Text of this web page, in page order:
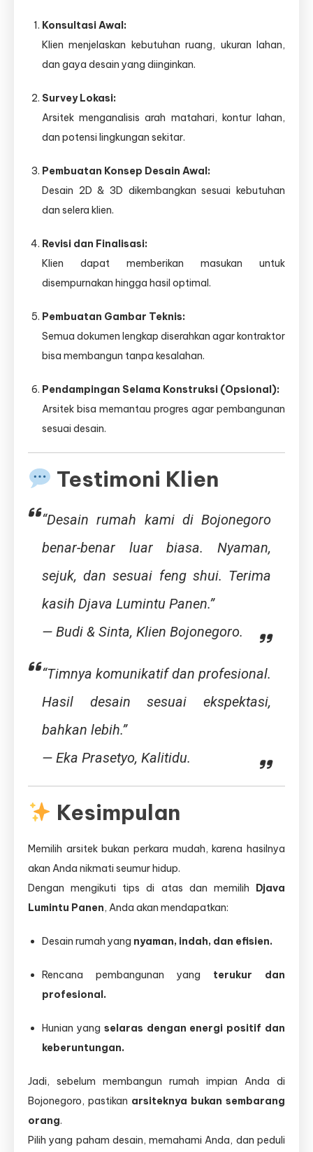
Konsultasi Awal:
Klien menjelaskan kebutuhan ruang, ukuran lahan,
dan gaya desain yang diinginkan.
Survey Lokasi:
Arsitek menganalisis arah matahari, kontur lahan,
dan potensi lingkungan sekitar.
Pembuatan Konsep Desain Awal:
Desain 2D & 3D dikembangkan sesuai kebutuhan
dan selera klien.
Revisi dan Finalisasi:
Klien dapat memberikan masukan untuk
disempurnakan hingga hasil optimal.
Pembuatan Gambar Teknis:
Semua dokumen lengkap diserahkan agar kontraktor
bisa membangun tanpa kesalahan.
Pendampingan Selama Konstruksi (Opsional):
Arsitek bisa memantau progres agar pembangunan
sesuai desain.
Testimoni Klien
“Desain rumah kami di Bojonegoro
benar-benar luar biasa. Nyaman,
sejuk, dan sesuai feng shui. Terima
kasih Djava Lumintu Panen.”
— Budi & Sinta, Klien Bojonegoro.
“Timnya komunikatif dan profesional.
Hasil desain sesuai ekspektasi,
bahkan lebih.”
— Eka Prasetyo, Kalitidu.
Kesimpulan
Memilih arsitek bukan perkara mudah, karena hasilnya
akan Anda nikmati seumur hidup.
Dengan mengikuti tips di atas dan memilih Djava
Lumintu Panen, Anda akan mendapatkan:
Desain rumah yang nyaman, indah, dan efisien.
Rencana pembangunan yang terukur dan
profesional.
Hunian yang selaras dengan energi positif dan
keberuntungan.
Jadi, sebelum membangun rumah impian Anda di
Bojonegoro, pastikan arsiteknya bukan sembarang
orang.
Pilih yang paham desain, memahami Anda, dan peduli